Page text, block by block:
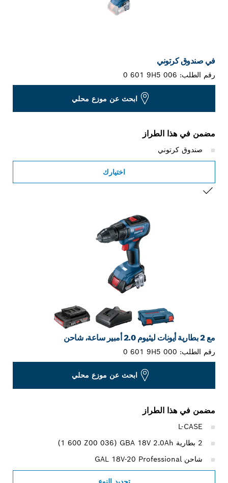
في صندوق كرتوني
رقم الطلب:0 601 9H5 006
ابحث عن موزع محلي
مضمن في هذا الطراز
صندوق كرتوني
اختيارك
مع 2 بطارية أيونات ليثيوم 2.0 أمبير ساعة، شاحن
رقم الطلب:0 601 9H5 000
ابحث عن موزع محلي
مضمن في هذا الطراز
L-CASE
شاحن GAL 18V-20 Professional